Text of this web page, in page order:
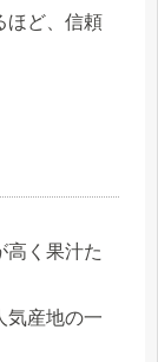
ほど、信頼
高く果汁た
気産地の一